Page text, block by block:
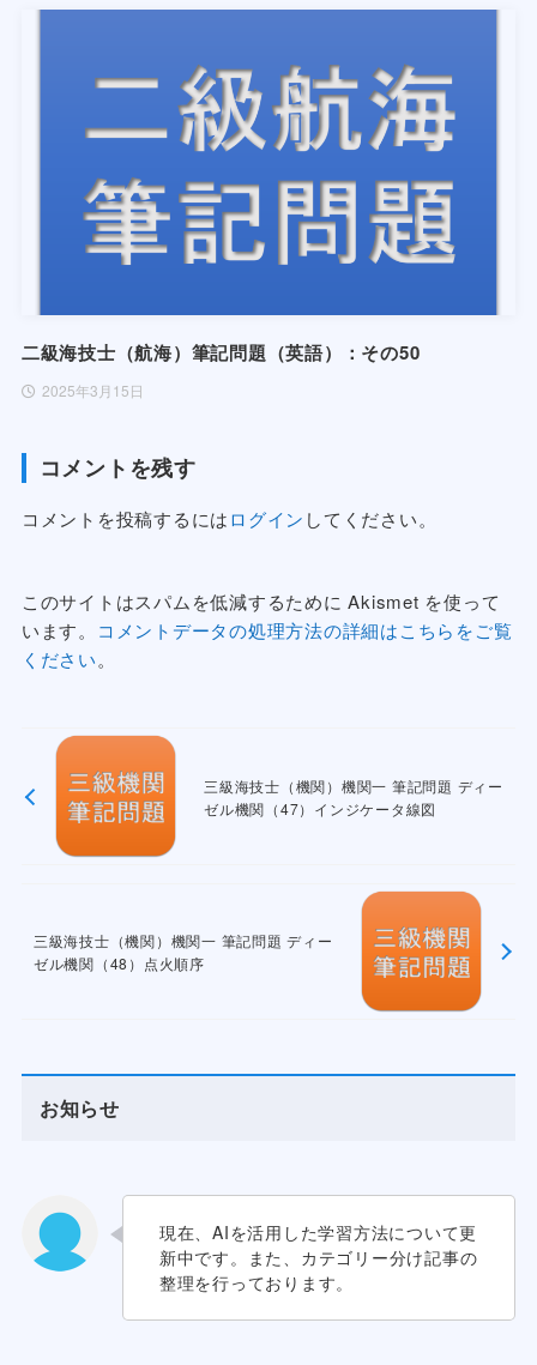
二級海技士（航海）筆記問題（英語）：その50
2025年3月15日
コメントを残す
コメントを投稿するにはログイン してください。
このサイトはスパムを低減するために Akismet を使って
います。 コメントデータの処理方法の詳細はこちらをご覧
ください。
三級海技士（機関）機関一 筆記問題 ディー
ゼル機関（47）インジケータ線図
三級海技士（機関）機関一 筆記問題 ディー
ゼル機関（48）点火順序
お知らせ
現在、AIを活用した学習方法について更
新中です。また、カテゴリー分け記事の
整理を行っております。